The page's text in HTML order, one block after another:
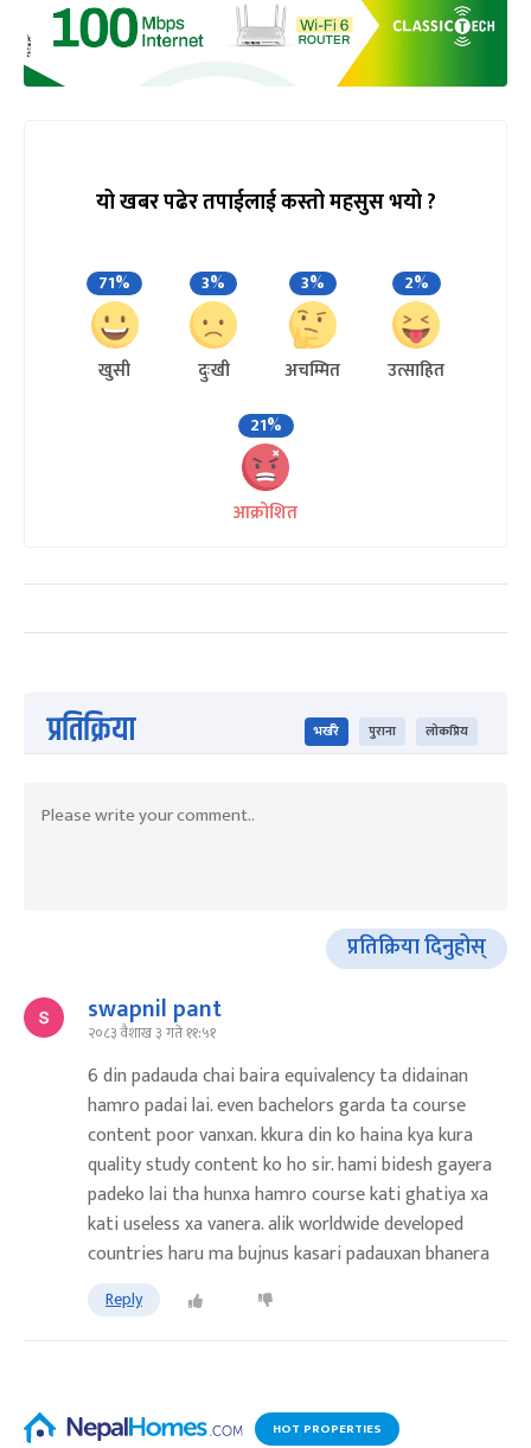
यो खबर पढेर तपाईलाई कस्तो महसुस भयो ?
71%
खुसी
3%
दुःखी
3%
अचम्मित
2%
उत्साहित
21%
आक्रोशित
प्रतिक्रिया भर्खरै पुराना लोकप्रिय
प्रतिक्रिया दिनुहोस्
swapnil pant
२०८३ वैशाख ३ गते ११:५१
6 din padauda chai baira equivalency ta didainan
hamro padai lai. even bachelors garda ta course
content poor vanxan. kkura din ko haina kya kura
quality study content ko ho sir. hami bidesh gayera
padeko lai tha hunxa hamro course kati ghatiya xa
kati useless xa vanera. alik worldwide developed
countries haru ma bujnus kasari padauxan bhanera
Reply
HOT PROPERTIES